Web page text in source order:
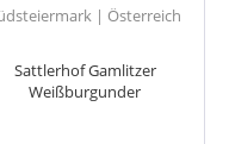
| Österreich
Sattlerhof Gamlitzer
Weißburgunder